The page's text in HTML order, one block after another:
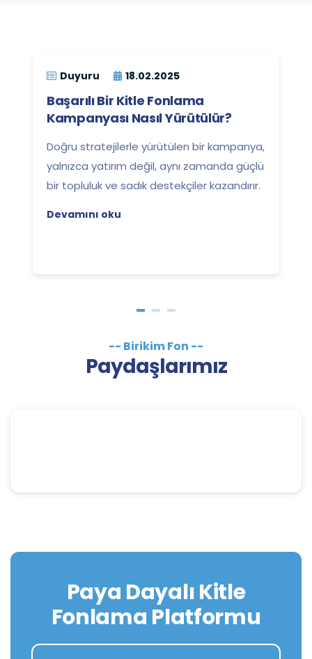
Duyuru 18.02.2025
Başarılı Bir Kitle Fonlama
Kampanyası Nasıl Yürütülür?
Doğru stratejilerle yürütülen bir kampanya,
yalnızca yatırım değil, aynı zamanda güçlü
bir topluluk ve sadık destekçiler kazandırır.
Devamını oku
-- Birikim Fon --
Paydaşlarımız
Paya Dayalı Kitle
Fonlama Platformu